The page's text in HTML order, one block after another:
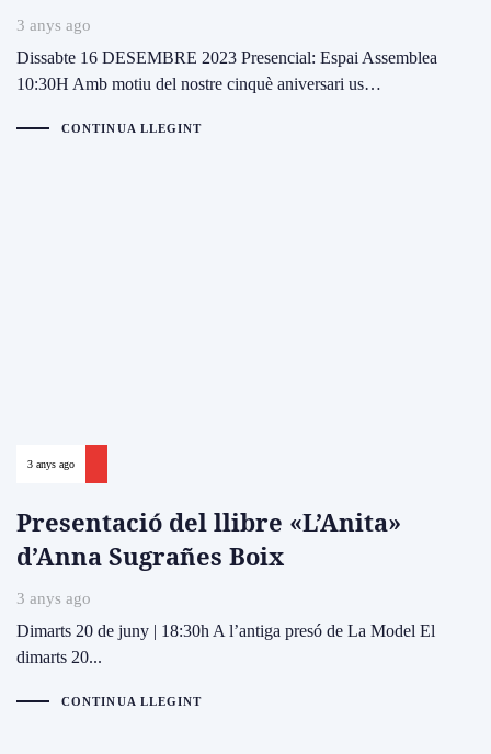
3 anys ago
Dissabte 16 DESEMBRE 2023 Presencial: Espai Assemblea
10:30H Amb motiu del nostre cinquè aniversari us…
CONTINUA LLEGINT
3 anys ago
Presentació del llibre «L’Anita»
d’Anna Sugrañes Boix
3 anys ago
Dimarts 20 de juny | 18:30h A l’antiga presó de La Model El
dimarts 20...
CONTINUA LLEGINT